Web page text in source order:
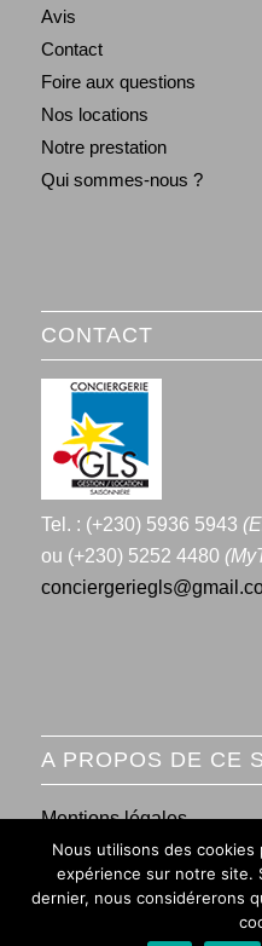
Avis
Contact
Foire aux questions
Nos locations
Notre prestation
Qui sommes-nous ?
CONTACT
Tel. : (+230) 5936 5943
ou (+230) 5252 4480
A PROPOS DE CE
Mentions légales
Conditions générales de
Nous utilisons des cookies
expérience sur notre site.
dernier, nous considérerons